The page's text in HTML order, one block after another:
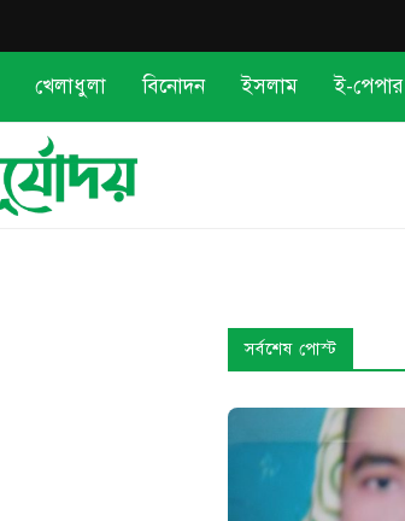
খেলাধুলা বিনোদন ইসলাম ই-পেপার
সর্বশেষ পোস্ট